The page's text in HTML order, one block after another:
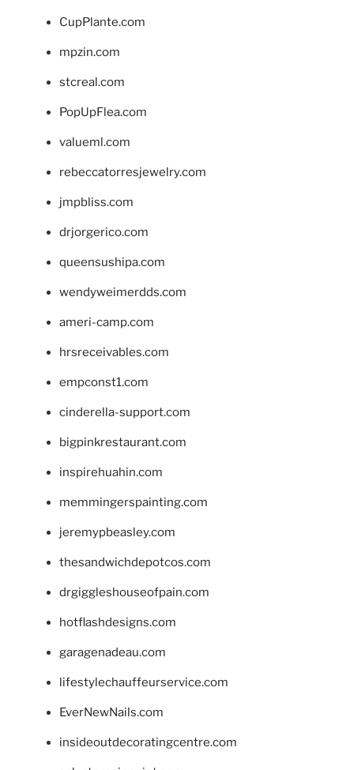
CupPlante.com
mpzin.com
stcreal.com
PopUpFlea.com
valueml.com
rebeccatorresjewelry.com
jmpbliss.com
drjorgerico.com
queensushipa.com
wendyweimerdds.com
ameri-camp.com
hrsreceivables.com
empconst1.com
cinderella-support.com
bigpinkrestaurant.com
inspirehuahin.com
memmingerspainting.com
jeremypbeasley.com
thesandwichdepotcos.com
drgiggleshouseofpain.com
hotflashdesigns.com
garagenadeau.com
lifestylechauffeurservice.com
EverNewNails.com
insideoutdecoratingcentre.com